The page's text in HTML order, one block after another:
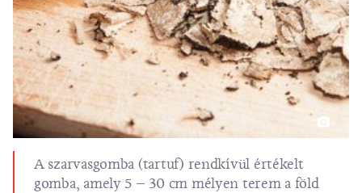
A szarvasgomba (tartuf) rendkívül értékelt
gomba, amely 5 – 30 cm mélyen terem a föld